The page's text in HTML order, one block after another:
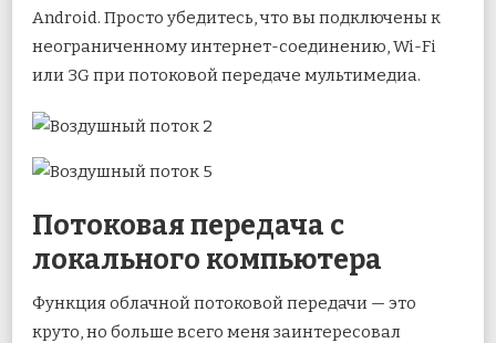
Android. Просто убедитесь, что вы подключены к
неограниченному интернет-соединению, Wi-Fi
или 3G при потоковой передаче мультимедиа.
Потоковая передача с
локального компьютера
Функция облачной потоковой передачи — это
круто, но больше всего меня заинтересовал